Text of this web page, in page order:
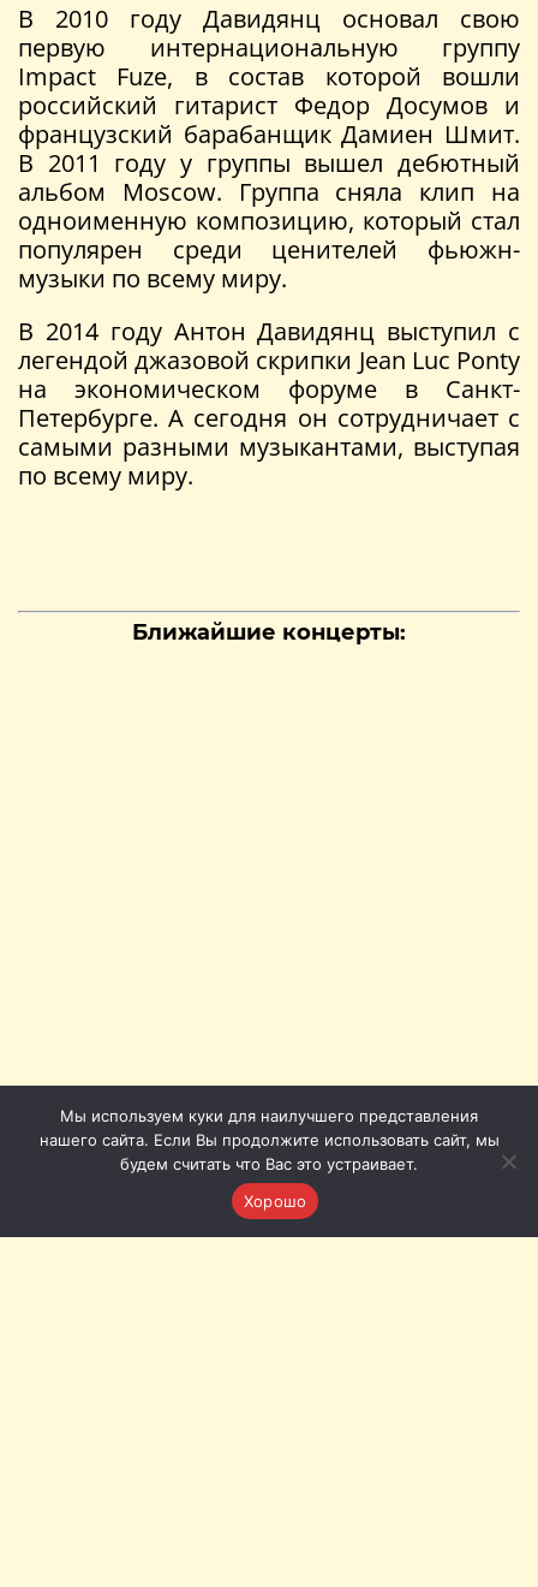
В 2010 году Давидянц основал свою
первую интернациональную группу
Impact Fuze, в состав которой вошли
российский гитарист Федор Досумов и
французский барабанщик Дамиен Шмит.
В 2011 году у группы вышел дебютный
альбом Moscow. Группа сняла клип на
одноименную композицию, который стал
популярен среди ценителей фьюжн-
музыки по всему миру.
В 2014 году Антон Давидянц выступил с
легендой джазовой скрипки Jean Luc Ponty
на экономическом форуме в Санкт-
Петербурге. А сегодня он сотрудничает с
самыми разными музыкантами, выступая
по всему миру.
Ближайшие концерты:
Мы используем куки для наилучшего представления
нашего сайта. Если Вы продолжите использовать сайт, мы
будем считать что Вас это устраивает.
Хорошо